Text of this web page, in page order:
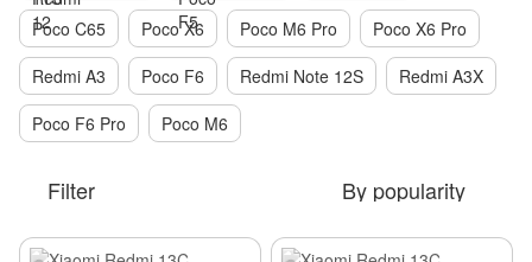
Poco C65
Poco X6 Poco M6 Pro
Poco X6 Pro
Redmi A3
Poco F6 Redmi Note 12S
Redmi A3X
Poco F6 Pro
Poco M6
Filter By popularity